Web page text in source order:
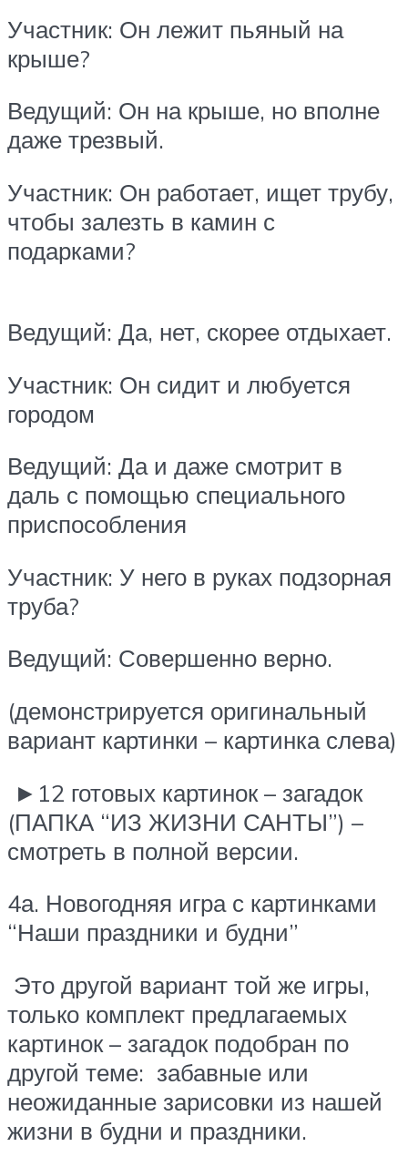
Участник: Он лежит пьяный на
крыше?
Ведущий: Он на крыше, но вполне
даже трезвый.
Участник: Он работает, ищет трубу,
чтобы залезть в камин с
подарками?
Ведущий: Да, нет, скорее отдыхает.
Участник: Он сидит и любуется
городом
Ведущий: Да и даже смотрит в
даль с помощью специального
приспособления
Участник: У него в руках подзорная
труба?
Ведущий: Совершенно верно.
(демонстрируется оригинальный
вариант картинки – картинка слева)
►12 готовых картинок – загадок
(ПАПКА “ИЗ ЖИЗНИ САНТЫ”) –
смотреть в полной версии.
4а. Новогодняя игра с картинками
“Наши праздники и будни”
Это другой вариант той же игры,
только комплект предлагаемых
картинок – загадок подобран по
другой теме: забавные или
неожиданные зарисовки из нашей
жизни в будни и праздники.